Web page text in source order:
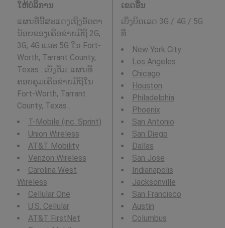
ໃຫ້ບໍລິການ
ແຜນທີ່ນີ້ສະແດງເຖິງອັດຕາ
ນ້ອຍຂອງເຄືອຂ່າຍມືຖື 2G,
3G, 4G ແລະ 5G ໃນ Fort-
Worth, Tarrant County,
Texas . ເບິ່ງຕື່ມ: ແຜນທີ່
ຄອບຄຸມເຄືອຂ່າຍມືຖືໃນ
Fort-Worth, Tarrant
County, Texas .
T-Mobile (inc. Sprint)
Union Wireless
AT&T Mobility
Verizon Wireless
Carolina West
Wireless
Cellular One
U.S. Cellular
AT&T FirstNet
ເຂດອື່ນ
ເບິ່ງບິດເລດ 3G / 4G / 5G
ທີ່ :
New York City
Los Angeles
Chicago
Houston
Philadelphia
Phoenix
San Antonio
San Diego
Dallas
San Jose
Indianapolis
Jacksonville
San Francisco
Austin
Columbus